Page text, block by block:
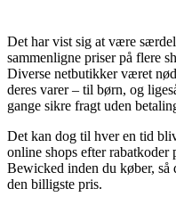
Det har vist sig at være
sammenligne priser på flere
Diverse netbutikker været
deres varer – til børn, og
gange sikre fragt uden
Det kan dog til hver en tid
online shops efter
Bewicked inden du køber, så
den billigste pris.